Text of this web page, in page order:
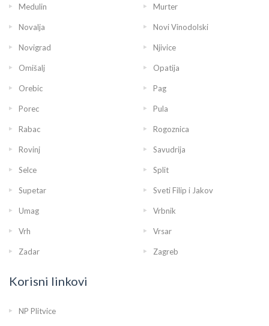
Medulin Murter
Novalja Novi Vinodolski
Novigrad Njivice
Omišalj Opatija
Orebic Pag
Porec Pula
Rabac Rogoznica
Rovinj Savudrija
Selce Split
Supetar Sveti Filip i Jakov
Umag Vrbnik
Vrh Vrsar
Zadar Zagreb
Korisni linkovi
NP Plitvice